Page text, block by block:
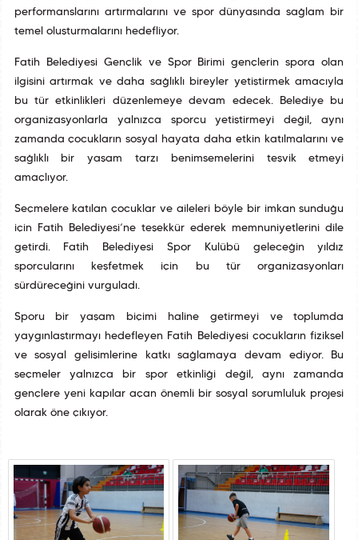
performanslarını artırmalarını ve spor dünyasında sağlam bir
temel oluşturmalarını hedefliyor.
Fatih Belediyesi Gençlik ve Spor Birimi gençlerin spora olan
ilgisini artırmak ve daha sağlıklı bireyler yetiştirmek amacıyla
bu tür etkinlikleri düzenlemeye devam edecek. Belediye bu
organizasyonlarla yalnızca sporcu yetiştirmeyi değil, aynı
zamanda çocukların sosyal hayata daha etkin katılmalarını ve
sağlıklı bir yaşam tarzı benimsemelerini teşvik etmeyi
amaçlıyor.
Seçmelere katılan çocuklar ve aileleri böyle bir imkan sunduğu
için Fatih Belediyesi’ne teşekkür ederek memnuniyetlerini dile
getirdi. Fatih Belediyesi Spor Kulübü geleceğin yıldız
sporcularını keşfetmek için bu tür organizasyonları
sürdüreceğini vurguladı.
Sporu bir yaşam biçimi haline getirmeyi ve toplumda
yaygınlaştırmayı hedefleyen Fatih Belediyesi çocukların fiziksel
ve sosyal gelişimlerine katkı sağlamaya devam ediyor. Bu
seçmeler yalnızca bir spor etkinliği değil, aynı zamanda
gençlere yeni kapılar açan önemli bir sosyal sorumluluk projesi
olarak öne çıkıyor.